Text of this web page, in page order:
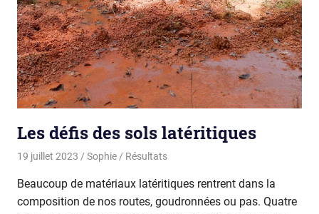
Les défis des sols latéritiques
19 juillet 2023 Sophie Résultats
Beaucoup de matériaux latéritiques rentrent dans la
composition de nos routes, goudronnées ou pas. Quatre